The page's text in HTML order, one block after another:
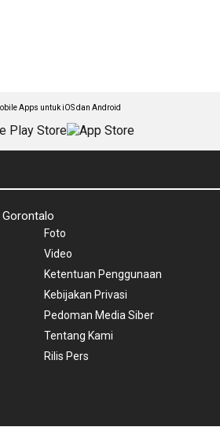
Apps untuk iOS dan Android
Gorontalo
Foto
Video
Ketentuan Penggunaan
Kebijakan Privasi
Pedoman Media Siber
Tentang Kami
Rilis Pers